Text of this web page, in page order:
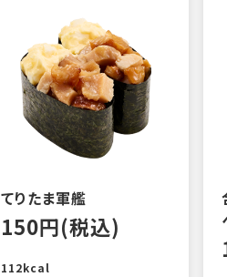
てりたま軍艦
150円(税込)
112kcal